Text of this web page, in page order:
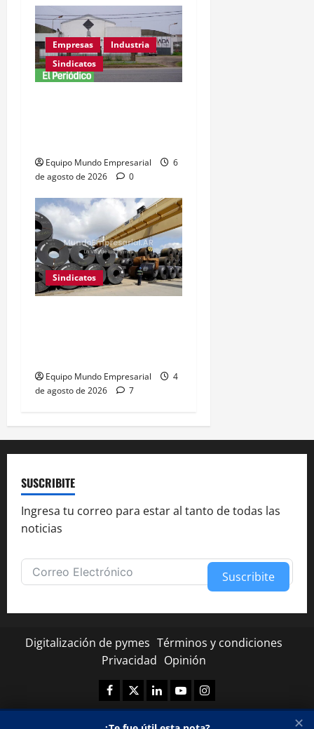
Empresas
Industria
Sindicatos
Equipo Mundo Empresarial
6
de agosto de 2026
0
Sindicatos
Equipo Mundo Empresarial
4
de agosto de 2026
7
SUSCRIBITE
Ingresa tu correo para estar al tanto de todas las
noticias
Suscribite
Digitalización de pymes Términos y condiciones
Privacidad Opinión
Facebook
TwitterLinkedinYoutubeInstagram
¿Te fue útil esta nota?